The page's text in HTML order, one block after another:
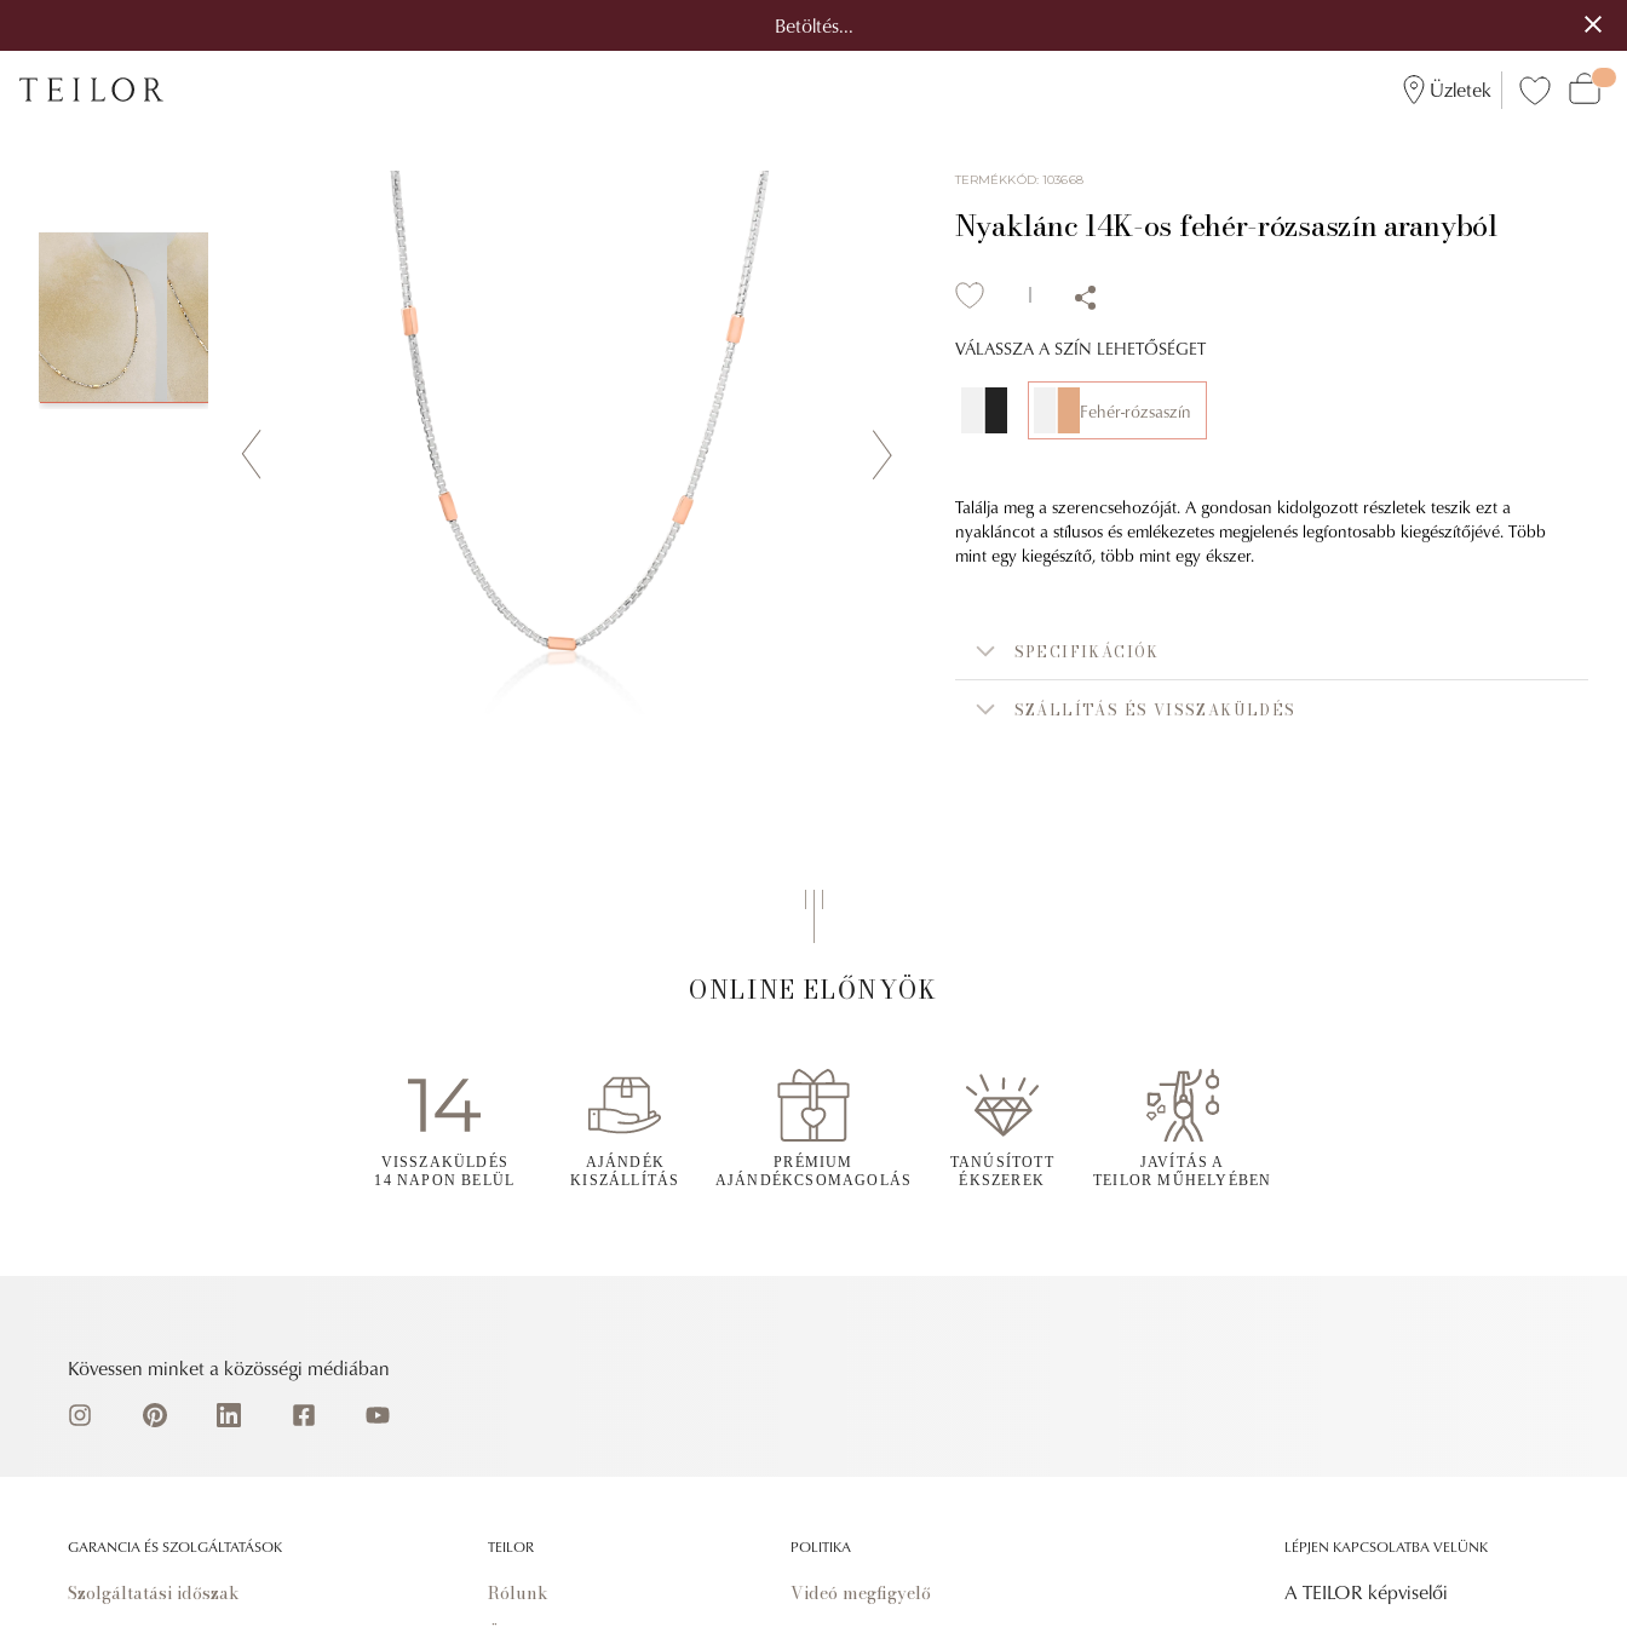
Betöltés...
Üzletek
TERMÉKKÓD:103668
Nyaklánc 14K-os fehér-rózsaszín aranyból
VÁLASSZA A SZÍN LEHETŐSÉGET
Fehér-rózsaszín
Találja meg a szerencsehozóját. A gondosan kidolgozott részletek teszik ezt a
nyakláncot a stílusos és emlékezetes megjelenés legfontosabb kiegészítőjévé. Több
mint egy kiegészítő, több mint egy ékszer.
SPECIFIKÁCIÓK
SZÁLLÍTÁS ÉS VISSZAKÜLDÉS
ONLINE ELŐNYÖK
VISSZAKÜLDÉS
14 NAPON BELÜL
AJÁNDÉK
KISZÁLLÍTÁS
PRÉMIUM
AJÁNDÉKCSOMAGOLÁS
TANÚSÍTOTT
ÉKSZEREK
JAVÍTÁS A
TEILOR MŰHELYÉBEN
Kövessen minket a közösségi médiában
GARANCIA ÉS SZOLGÁLTATÁSOK
Szolgáltatási időszak
TEILOR
Rólunk
POLITIKA
Videó megfigyelő
LÉPJEN KAPCSOLATBA VELÜNK
A TEILOR képviselői